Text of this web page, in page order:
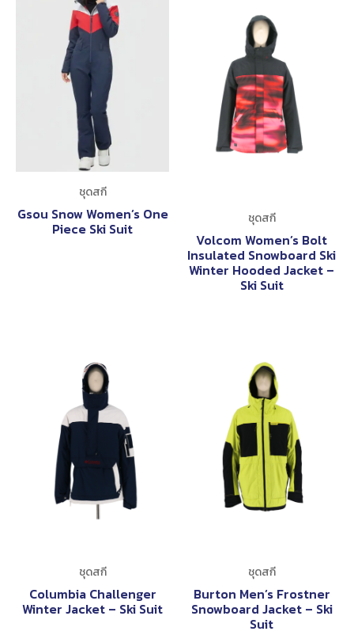
ชุดสกี
Gsou Snow Women’s One
Piece Ski Suit
ชุดสกี
Volcom Women’s Bolt
Insulated Snowboard Ski
Winter Hooded Jacket –
Ski Suit
ชุดสกี
Columbia Challenger
Winter Jacket – Ski Suit
ชุดสกี
Burton Men’s Frostner
Snowboard Jacket – Ski
Suit